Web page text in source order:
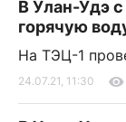
В Улан-Удэ
горячую
На ТЭЦ-1
24.07.21, 11:30